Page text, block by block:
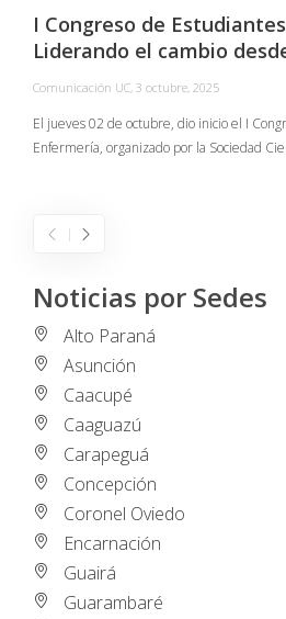
I Congreso de
Liderando el cambio
Comunicación UC, 3 octubre, 2025
El jueves 02 de octubre, dio inicio el I
Enfermería, organizado por la Sociedad
Noticias por Sedes
Alto Paraná
Asunción
Caacupé
Caaguazú
Carapeguá
Concepción
Coronel Oviedo
Encarnación
Guairá
Guarambaré